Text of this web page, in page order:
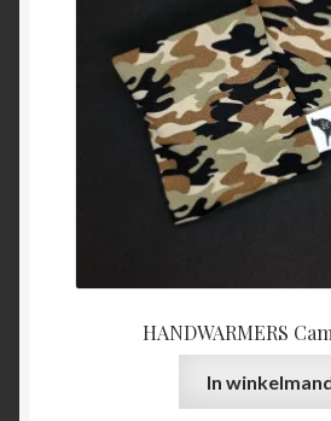
HANDWARMERS
In